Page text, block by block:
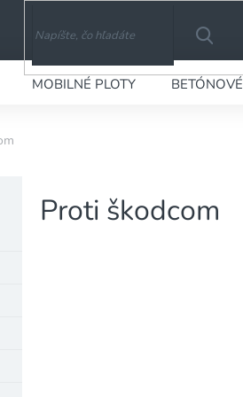
HĽADAŤ
MOBILNÉ PLOTY BETÓNOVÉ
Proti škodcom